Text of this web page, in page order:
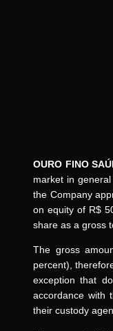
OURO FINO
market in
the Company
on equity of R$
share as a gross
The gross
percent),
exception that
accordance with
their custody